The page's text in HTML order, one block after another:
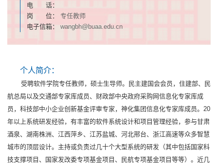
电 话：
岗 位： 专任教师
电子信箱： wangbh@buaa.edu.cn
个人简介：
受聘软件学院专任教师，硕士生导师。民主建国会会员，住建部、民
航总局以及交通部专家库成员、财政部中央政府采购网信息化专家库成
员，科技部中小企业创新基金评审专家，神化集团信息化专家库成员。20
年以上系统研发经验，有丰富的软件系统设计和项目管理经验，参与甘肃
酒泉、湖南株洲、江西萍乡、江苏盐城、河北邢台、浙江高速等众多智慧
城市的顶层设计。主持或负责过几十个大型系统的研发（其中包括国家科
技支撑项目、国家发改委专项基金项目、民航专项基金项目等等）。近几